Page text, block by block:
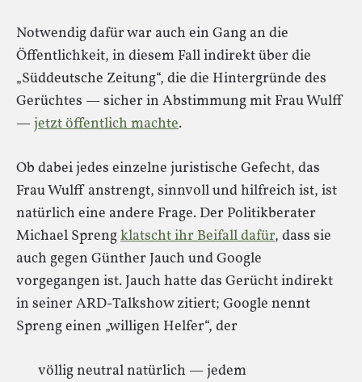
Notwendig dafür war auch ein Gang an die
Öffentlichkeit, in diesem Fall indirekt über die
„Süddeutsche Zeitung“, die die Hintergründe des
Gerüchtes — sicher in Abstimmung mit Frau Wulff
—jetzt öffentlich machte.
Ob dabei jedes einzelne juristische Gefecht, das
Frau Wulff anstrengt, sinnvoll und hilfreich ist, ist
natürlich eine andere Frage. Der Politikberater
Michael Sprengklatscht ihr Beifall dafür, dass sie
auch gegen Günther Jauch und Google
vorgegangen ist. Jauch hatte das Gerücht indirekt
in seiner ARD-Talkshow zitiert; Google nennt
Spreng einen „willigen Helfer“, der
völlig neutral natürlich — jedem